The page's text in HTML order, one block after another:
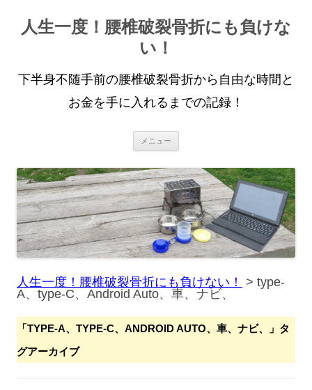
人生一度！腰椎破裂骨折にも負けな
い！
下半身不随手前の腰椎破裂骨折から自由な時間と
お金を手に入れるまでの記録！
メニュー
ン
ツ
へ
ス
キ
ッ
プ
人生一度！腰椎破裂骨折にも負けない！ > type-
A、type-C、Android Auto、車、ナビ、
「TYPE-A、TYPE-C、ANDROID AUTO、車、ナビ、
」タ
グアーカイブ